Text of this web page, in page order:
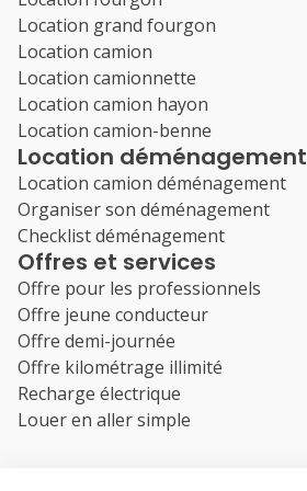
Location grand fourgon
Location camion
Location camionnette
Location camion hayon
Location camion-benne
Location déménagement
Location camion déménagement
Organiser son déménagement
Checklist déménagement
Offres et services
Offre pour les professionnels
Offre jeune conducteur
Offre demi-journée
Offre kilométrage illimité
Recharge électrique
Louer en aller simple